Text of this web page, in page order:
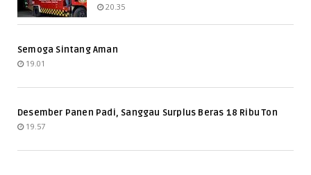
20.35
Semoga Sintang Aman
19.01
Desember Panen Padi, Sanggau Surplus Beras 18 Ribu Ton
19.57